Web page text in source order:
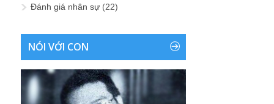
Đánh giá nhân sự (22)
NÓI VỚI CON